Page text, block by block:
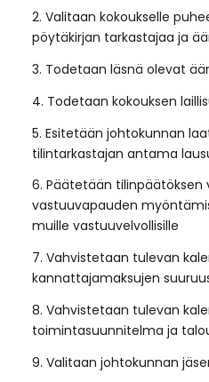
2. Valitaan kokoukselle
pöytäkirjan tarkastajaa ja
3. Todetaan läsnä olevat
4. Todetaan kokouksen
5. Esitetään johtokunnan
tilintarkastajan antama
6. Päätetään tilinpäätöksen
vastuuvapauden
muille vastuuvelvollisille
7. Vahvistetaan tulevan
kannattajamaksujen
8. Vahvistetaan tulevan
toimintasuunnitelma ja
9. Valitaan johtokunnan